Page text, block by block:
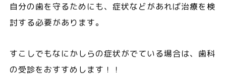
自分の歯を守るためにも、症状などがあれば治療を検
討する必要があります。
すこしでもなにかしらの症状がでている場合は、歯科
の受診をおすすめします！！